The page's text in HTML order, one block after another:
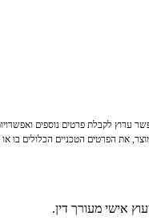
לקבלת פרטים נוספים
את הפרטים הטכניים הכלולים בו
אישי מעורך דין.